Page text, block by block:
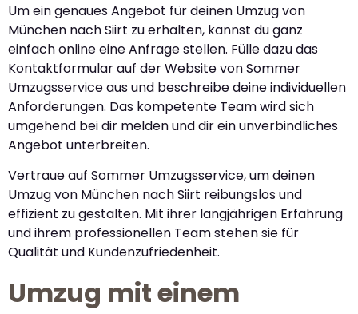
Um ein genaues Angebot für deinen Umzug von
München nach Siirt zu erhalten, kannst du ganz
einfach online eine Anfrage stellen. Fülle dazu das
Kontaktformular auf der Website von Sommer
Umzugsservice aus und beschreibe deine individuellen
Anforderungen. Das kompetente Team wird sich
umgehend bei dir melden und dir ein unverbindliches
Angebot unterbreiten.
Vertraue auf Sommer Umzugsservice, um deinen
Umzug von München nach Siirt reibungslos und
effizient zu gestalten. Mit ihrer langjährigen Erfahrung
und ihrem professionellen Team stehen sie für
Qualität und Kundenzufriedenheit.
Umzug mit einem